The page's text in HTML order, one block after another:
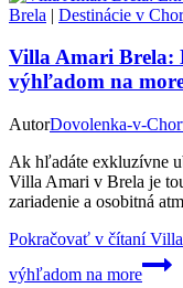
Brela | Destinácie v
Villa Amari Brela:
výhľadom na
AutorDovolenka-v-
Ak hľadáte exkluzívne
Villa Amari v Brela je
zariadenie a osobitná
Pokračovať v čítaníVilla
výhľadom na more